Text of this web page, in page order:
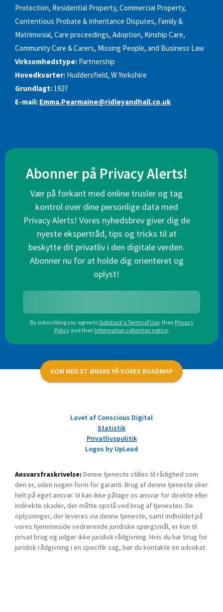
Protection, Residential Property, Commercial Property,
Contentious Probate & Inheritance Disputes, Family &
Matrimonial, Care proceedings, Adoption, Kinship Care,
Community Care & Carers, Missing People, and Business Law
Virksomhedstype: Partnership
Hovedkvarter: Huddersfield, W Yorkshire
Grundlagt: 1927
E-mail: Emma.Pearmaine@ridleyandhall.co.uk
Abonner på Privacy Alerts!
Vær på forkant med online trusler og tag
kontrol over dine personlige data med
Privacy Alerts! Vores nyhedsbrev giver dig de
nyeste ekspertråd, tips og tricks til at
beskytte dit privatliv i den digitale verden.
Abonner nu for at holde dig orienteret og
oplyst!
By subscribing you agree toSubstack's Terms of Use, their Privacy
Policy and their Information collection notice.
KOM MED ET ØNSKE PÅ VORES ROADMAP
Lavet af Conscious Digital
Statistik
Privatlivspolitik
Logos by UpLead
Ansvarsfraskrivelse: Denne tjeneste stilles til rådighed som
den er, uden nogen form for garanti. Brug af denne tjeneste sker
helt på eget ansvar. Vi kan ikke påtage os ansvar for direkte eller
indirekte skader, der måtte opstå ved brug af tjenesten. De
oplysninger, der leveres via denne tjeneste, samt indholdet på
vores hjemmeside vedrørende juridiske spørgsmål, er kun til
privat brug og udgør ikke juridisk rådgivning. Hvis du har brug for
juridisk rådgivning i en specifik sag, bør du kontakte en advokat.